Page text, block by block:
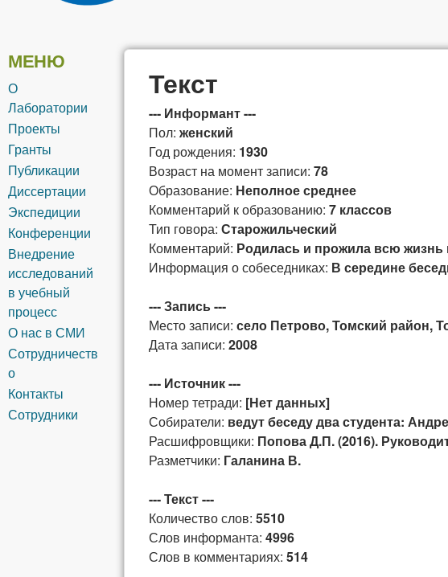
Лаборатория
общей и
сибирской
лексикографии
Текст
--- Информант ---
Пол:женский
Год рождения: 1930
Возраст на момент записи:78
Образование: Неполное среднее
Комментарий к образованию:7 классов
Тип говора:Старожильческий
Комментарий: Родилась и прожила всю жизнь
Информация о собеседниках: В середине
--- Запись ---
Место записи:село Петрово, Томский район,
Дата записи:2008
--- Источник ---
Номер тетради: [Нет данных]
Собиратели: ведут беседу два студента:
Расшифровщики: Попова Д.П. (2016).
Разметчики: Галанина В.
--- Текст ---
Количество слов:5510
Слов информанта:4996
Слов в комментариях:514
МЕНЮ
О
Лаборатории
Проекты
Гранты
Публикации
Диссертации
Экспедиции
Конференции
Внедрение
исследований
в учебный
процесс
О нас в СМИ
Сотрудничеств
о
Контакты
Сотрудники